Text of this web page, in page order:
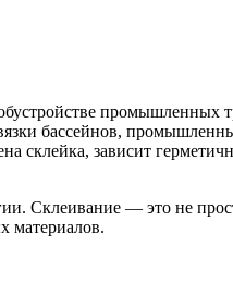
промышленных
бассейнов,
склейка, зависит
Склеивание — это не
материалов.